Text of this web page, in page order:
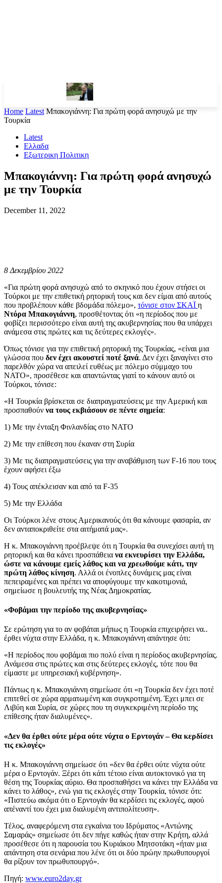
Home Latest Μπακογιάννη: Για πρώτη φορά ανησυχώ με την
Τουρκία
Latest
Ελλαδα
Εξωτερικη Πολιτικη
Μπακογιάννη: Για πρώτη φορά ανησυχώ
με την Τουρκία
December 11, 2022
8 Δεκεμβρίου 2022
«Για πρώτη φορά ανησυχώ από το σκηνικό που έχουν στήσει οι
Τούρκοι με την επιθετική ρητορική τους και δεν είμαι από αυτούς
που προβλέπουν κάθε βδομάδα πόλεμο», τόνισε στον ΣΚΑΪ η
Ντόρα Μπακογιάννη, προσθέτοντας ότι «η περίοδος που με
φοβίζει περισσότερο είναι αυτή της ακυβερνησίας που θα υπάρχει
ανάμεσα στις πρώτες και τις δεύτερες εκλογές».
Όπως τόνισε για την επιθετική ρητορική της Τουρκίας, «είναι μια
γλώσσα που δεν έχει ακουστεί ποτέ ξανά. Δεν έχει ξαναγίνει στο
παρελθόν χώρα να απειλεί ευθέως με πόλεμο σύμμαχο του
ΝΑΤΟ», προσέθεσε και απαντώντας γιατί το κάνουν αυτό οι
Τούρκοι, τόνισε:
«Η Τουρκία βρίσκεται σε διαπραγματεύσεις με την Αμερική και
προσπαθούν να τους εκβιάσουν σε πέντε σημεία:
1) Με την ένταξη Φινλανδίας στο ΝΑΤΟ
2) Με την επίθεση που έκαναν στη Συρία
3) Με τις διαπραγματεύσεις για την αναβάθμιση των F-16 που τους
έχουν αφήσει έξω
4) Τους απέκλεισαν και από τα F-35
5) Με την Ελλάδα
Οι Τούρκοι λένε στους Αμερικανούς ότι θα κάνουμε φασαρία, αν
δεν ανταποκριθείτε στα αιτήματά μας».
Η κ. Μπακογιάννη προέβλεψε ότι η Τουρκία θα συνεχίσει αυτή τη
ρητορική και θα κάνει προσπάθεια να εκνευρίσει την Ελλάδα,
ώστε να κάνουμε εμείς λάθος και να χρεωθούμε κάτι, την
πρώτη λάθος κίνηση. Αλλά οι ένοπλες δυνάμεις μας είναι
πεπειραμένες και πρέπει να αποφύγουμε την κακοτιμονιά,
σημείωσε η βουλευτής της Νέας Δημοκρατίας.
«Φοβάμαι την περίοδο της ακυβερνησίας»
Σε ερώτηση για το αν φοβάται μήπως η Τουρκία επιχειρήσει να..
έρθει νύχτα στην Ελλάδα, η κ. Μπακογιάννη απάντησε ότι:
«Η περίοδος που φοβάμαι πιο πολύ είναι η περίοδος ακυβερνησίας.
Ανάμεσα στις πρώτες και στις δεύτερες εκλογές, τότε που θα
είμαστε με υπηρεσιακή κυβέρνηση».
Πάντως η κ. Μπακογιάννη σημείωσε ότι «η Τουρκία δεν έχει ποτέ
επιτεθεί σε χώρα αρματωμένη και συγκροτημένη. Έχει μπει σε
Λιβύη και Συρία, σε χώρες που τη συγκεκριμένη περίοδο της
επίθεσης ήταν διαλυμένες».
«Δεν θα έρθει ούτε μέρα ούτε νύχτα ο Ερντογάν – Θα κερδίσει
τις εκλογές»
Η κ. Μπακογιάννη σημείωσε ότι «δεν θα έρθει ούτε νύχτα ούτε
μέρα ο Ερντογάν. Ξέρει ότι κάτι τέτοιο είναι αυτοκτονικό για τη
θέση της Τουρκίας αύριο. Θα προσπαθήσει να κάνει την Ελλάδα να
κάνει το λάθος», ενώ για τις εκλογές στην Τουρκία, τόνισε ότι:
«Πιστεύω ακόμα ότι ο Ερντογάν θα κερδίσει τις εκλογές, αφού
απέναντί του έχει μια διαλυμένη αντιπολίτευση».
Τέλος, αναφερόμενη στα εγκαίνια του Ιδρύματος «Αντώνης
Σαμαράς» σημείωσε ότι δεν πήγε καθώς ήταν στην Κρήτη, αλλά
προσέθεσε ότι η παρουσία του Κυριάκου Μητσοτάκη «ήταν μια
απάντηση στα σενάρια που λένε ότι οι δύο πρώην πρωθυπουργοί
θα ρίξουν τον πρωθυπουργό».
Πηγή: www.euro2day.gr